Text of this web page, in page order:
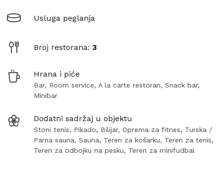
Usluga peglanja
Broj restorana: 3
Hrana i piće
Bar, Room service, A la carte restoran, Snack bar,
Minibar
Dodatni sadržaj u objektu
Stoni tenis, Pikado, Bilijar, Oprema za fitnes, Turska /
Parna sauna, Sauna, Teren za košarku, Teren za tenis,
Teren za odbojku na pesku, Teren za minifudbal